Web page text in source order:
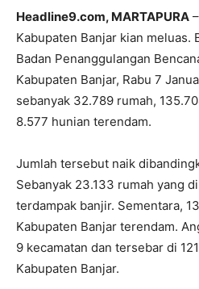
Headline9.com, MARTAPURA
Kabupaten Banjar kian meluas.
Badan Penanggulangan
Kabupaten Banjar, Rabu 7
sebanyak 32.789 rumah,
8.577 hunian terendam.
Jumlah tersebut naik
Sebanyak 23.133 rumah yang
terdampak banjir. Sementara,
Kabupaten Banjar terendam.
9 kecamatan dan tersebar di
Kabupaten Banjar.